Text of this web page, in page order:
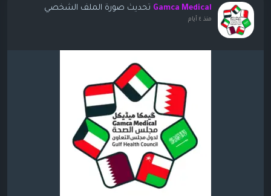
Gamca Medical تحديث صورة الملف الشخصي
منذ ٤ أيام